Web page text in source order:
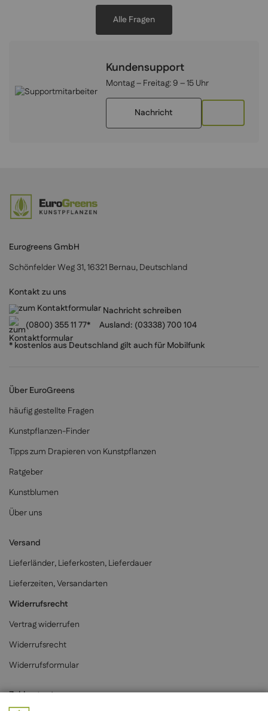
Alle Fragen
Kundensupport
Montag – Freitag: 9 – 15 Uhr
Nachricht
Eurogreens GmbH
Schönfelder Weg 31, 16321 Bernau, Deutschland
Kontakt zu uns
Nachricht schreiben
(0800) 355 11 77*
Ausland: (03338) 700 104
* kostenlos aus Deutschland gilt auch für Mobilfunk
Über EuroGreens
häufig gestellte Fragen
Kunstpflanzen-Finder
Tipps zum Drapieren von Kunstpflanzen
Ratgeber
Kunstblumen
Über uns
Versand
Lieferländer, Lieferkosten, Lieferdauer
Lieferzeiten, Versandarten
Widerrufsrecht
Vertrag widerrufen
Widerrufsrecht
Widerrufsformular
Zahlungsarten